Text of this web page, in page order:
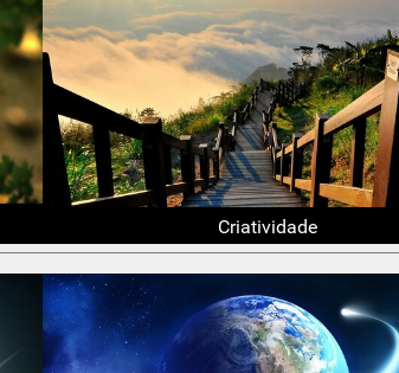
Criatividade